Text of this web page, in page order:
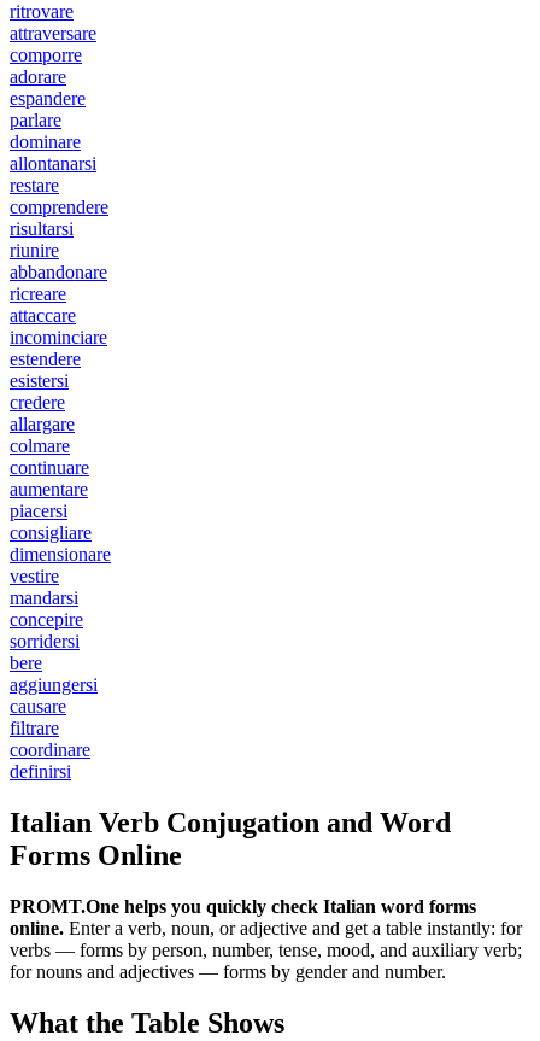
ritrovare
attraversare
comporre
adorare
espandere
parlare
dominare
allontanarsi
restare
comprendere
risultarsi
riunire
abbandonare
ricreare
attaccare
incominciare
estendere
esistersi
credere
allargare
colmare
continuare
aumentare
piacersi
consigliare
dimensionare
vestire
mandarsi
concepire
sorridersi
bere
aggiungersi
causare
filtrare
coordinare
definirsi
Italian Verb Conjugation and Word
Forms Online
PROMT.One helps you quickly check Italian word forms
online. Enter a verb, noun, or adjective and get a table instantly: for
verbs — forms by person, number, tense, mood, and auxiliary verb;
for nouns and adjectives — forms by gender and number.
What the Table Shows